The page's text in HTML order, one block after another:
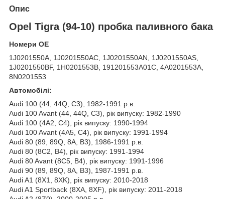
Опис
Opel Tigra (94-10) пробка паливного бака
Номери OE
1J0201550A, 1J0201550AC, 1J0201550AN, 1J0201550AS,
1J0201550BF, 1H0201553B, 191201553A01C, 4A0201553A,
8N0201553
Автомобілі:
Audi 100 (44, 44Q, C3), 1982-1991 р.в.
Audi 100 Avant (44, 44Q, C3), рік випуску: 1982-1990
Audi 100 (4A2, C4), рік випуску: 1990-1994
Audi 100 Avant (4A5, C4), рік випуску: 1991-1994
Audi 80 (89, 89Q, 8A, B3), 1986-1991 р.в.
Audi 80 (8C2, B4), рік випуску: 1991-1994
Audi 80 Avant (8C5, B4), рік випуску: 1991-1996
Audi 90 (89, 89Q, 8A, B3), 1987-1991 р.в.
Audi A1 (8X1, 8XK), рік випуску: 2010-2018
Audi A1 Sportback (8XA, 8XF), рік випуску: 2011-2018